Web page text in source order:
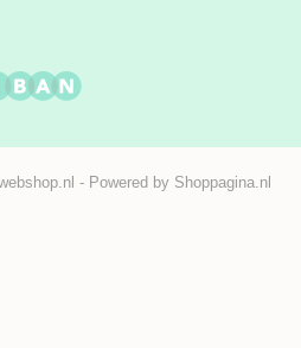
- Powered by Shoppagina.nl